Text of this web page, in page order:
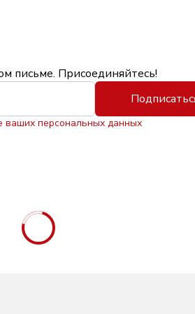
письме. Присоединяйтесь!
ваших персональных данных